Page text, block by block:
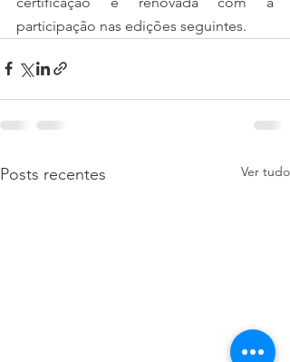
participação nas edições seguintes.
Posts recentes Ver tudo